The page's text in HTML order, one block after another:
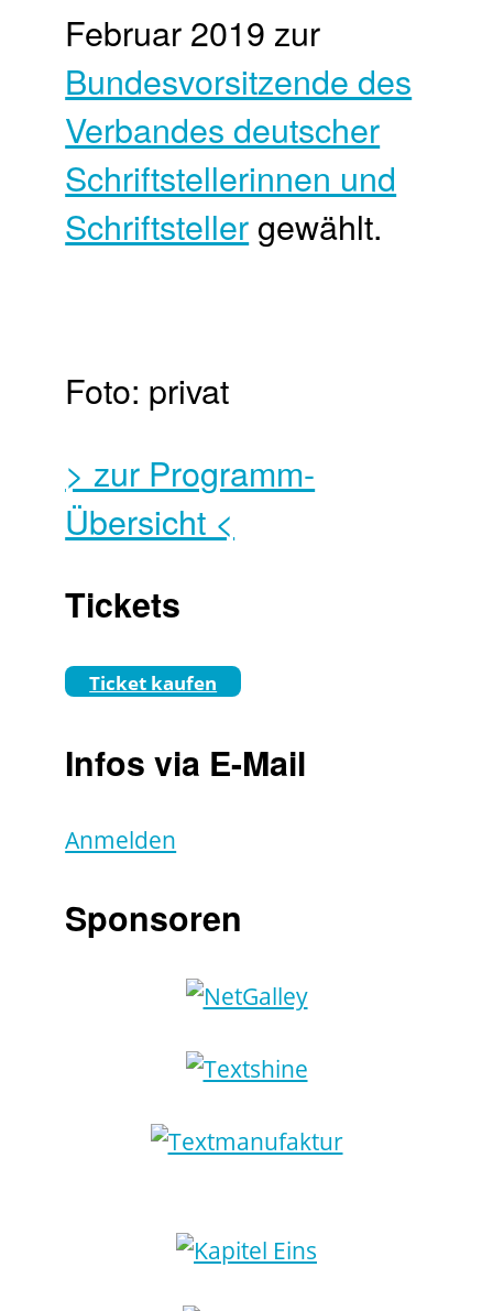
Februar 2019 zur
Bundesvorsitzende des
Verbandes deutscher
Schriftstellerinnen und
Schriftsteller gewählt.
Foto: privat
> zur Programm-
Übersicht <
Tickets
Ticket kaufen
Infos via E-Mail
Anmelden
Sponsoren